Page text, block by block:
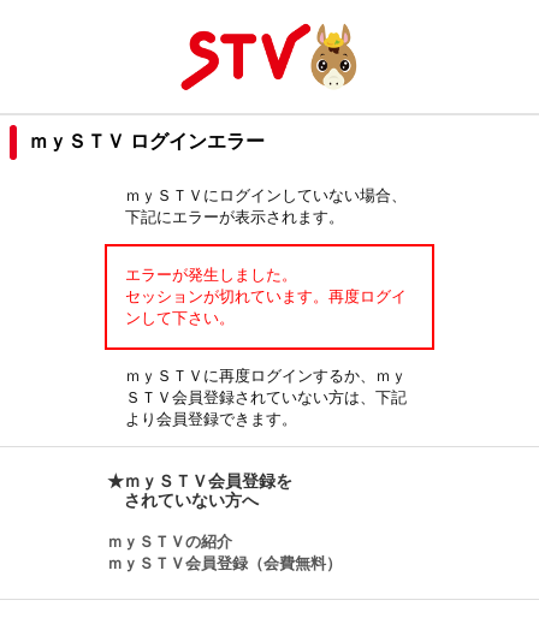
ｍｙＳＴＶ ログインエラー
ｍｙＳＴＶにログインしていない場合、
下記にエラーが表示されます。
エラーが発生しました。
セッションが切れています。再度ログイ
ンして下さい。
ｍｙＳＴＶに再度ログインするか、ｍｙ
ＳＴＶ会員登録されていない方は、下記
より会員登録できます。
★ｍｙＳＴＶ会員登録を
されていない方へ
ｍｙＳＴＶの紹介
ｍｙＳＴＶ会員登録（会費無料）